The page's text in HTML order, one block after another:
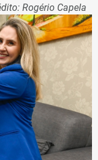
Rogério Capela